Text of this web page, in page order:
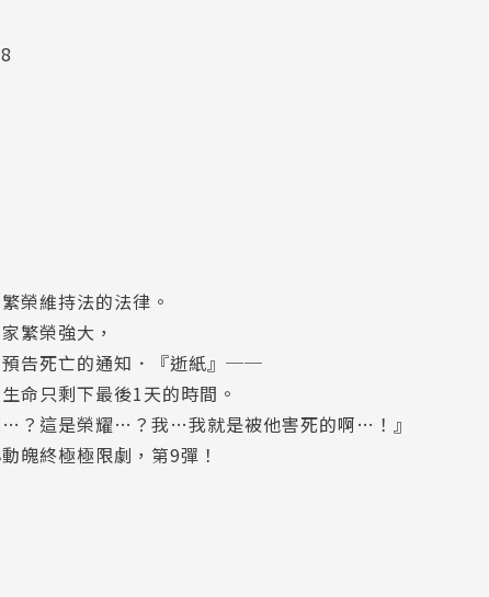
榮維持法的法律。
繁榮強大，
告死亡的通知．『逝紙』──
命只剩下最後1天的時間。
…？這是榮耀…？我…我就是被他害死的啊…！』
魄終極極限劇，第9彈！